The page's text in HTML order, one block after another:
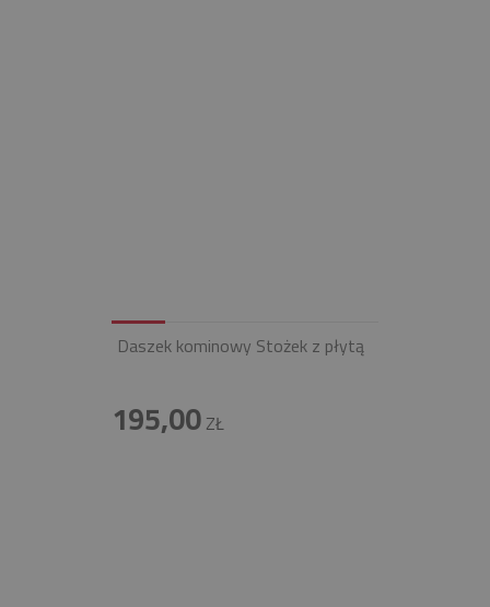
Daszek kominowy Stożek z płytą
195,00ZŁ